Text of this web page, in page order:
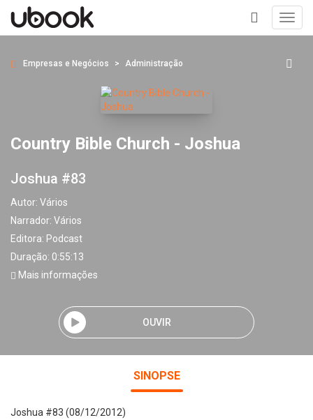
+
Empresas e Negócios Administração
Country Bible Church - Joshua
Joshua #83
Autor: Vários
Narrador: Vários
Editora: Podcast
Duração: 0:55:13
Mais informações
OUVIR
SINOPSE
Joshua #83 (08/12/2012)